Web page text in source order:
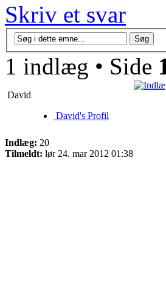
Skriv et svar
1 indlæg • Side
David
David's Profil
Indlæg: 20
Tilmeldt: lør 24. mar 2012 01:38